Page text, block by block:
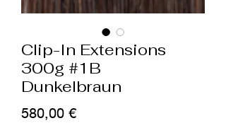
Clip-In Extensions
300g #1B
Dunkelbraun
580,00 €Preis